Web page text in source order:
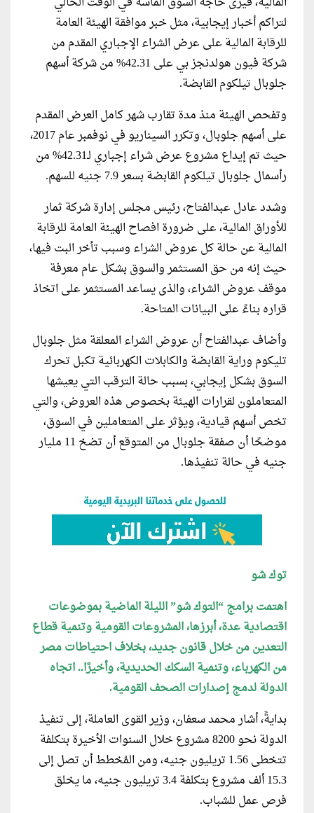
لتراكم أخبار إيجابية، مثل خبر موافقة الهيئة العامة
للرقابة المالية على عرض الشراء الإجباري المقدم من
شركة فيون هولدنجز بي على 42.31% من شركة أسهم
جلوبال تيلكوم القابضة.
وتفحص الهيئة منذ مدة تقارب شهر كامل العرض المقدم
على أسهم جلوبال، وتكرر السيناريو في نوفمبر عام 2017،
حيث تم إيداع مشروع عرض شراء إجباري لـ42.31% من
رأسمال جلوبال تيلكوم القابضة بسعر 7.9 جنيه للسهم.
وشدد عادل عبدالفتاح، رئيس مجلس إدارة شركة ثمار
للأوراق المالية، على ضرورة افصاح الهيئة العامة للرقابة
المالية عن حالة كل عروض الشراء وسبب تأخر البت فيها،
حيث إنه من حق المستثمر والسوق بشكل عام معرفة
موقف عروض الشراء، والذى يساعد المستثمر على اتخاذ
قراره بناءً على البيانات المتاحة.
وأضاف عبدالفتاح أن عروض الشراء المعلقة مثل جلوبال
تليكوم وراية القابضة والكابلات الكهربائية تكبل تحرك
السوق بشكل إيجابي، بسبب حالة الترقب التي يعيشها
المتعاملون لقرارات الهيئة بخصوص هذه العروض، والتي
تخص أسهم قيادية، ويؤثر على المتعاملين في السوق،
موضحًا أن صفقة جلوبال من المتوقع أن تضخ 11 مليار
جنيه في حالة تنفيذها.
توك شو
اهتمت برامج “التوك شو” الليلة الماضية بموضوعات
اقتصادية عدة، أبرزها، المشروعات القومية وتنمية قطاع
التعدين من خلال قانون جديد، بخلاف احتياطات مصر
من الكهرباء، وتنمية السكك الحديدية، وأخيرًا.. اتجاه
الدولة لدمجإصداراتالصحف القومية.
بدايةً، أشار محمد سعفان، وزير القوى العاملة، إلى تنفيذ
الدولة نحو 8200 مشروع خلال السنوات الأخيرة بتكلفة
تتخطى 1.56 تريليون جنيه، ومن المُخطط أن تصل إلى
15.3 ألف مشروع بتكلفة 3.4 تريليون جنيه، ما يخلق
فرص عمل للشباب.